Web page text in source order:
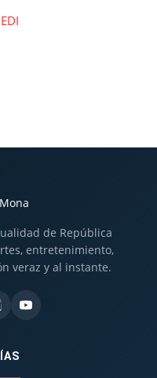
de República
entretenimiento,
veraz y al instante.